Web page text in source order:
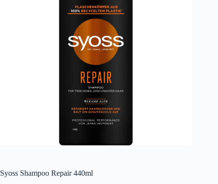
Syoss Shampoo Repair 440ml